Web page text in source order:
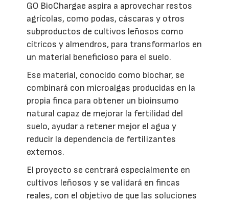
GO BioChargae aspira a aprovechar restos
agrícolas, como podas, cáscaras y otros
subproductos de cultivos leñosos como
cítricos y almendros, para transformarlos en
un material beneficioso para el suelo.
Ese material, conocido como biochar, se
combinará con microalgas producidas en la
propia finca para obtener un bioinsumo
natural capaz de mejorar la fertilidad del
suelo, ayudar a retener mejor el agua y
reducir la dependencia de fertilizantes
externos.
El proyecto se centrará especialmente en
cultivos leñosos y se validará en fincas
reales, con el objetivo de que las soluciones